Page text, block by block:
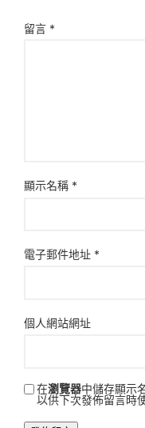
留言 *
顯示名稱 *
電子郵件地址 *
個人網站網址
在瀏覽器中儲存顯示
以供下次發佈留言時